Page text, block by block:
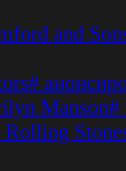
and
Manson#
Rolling